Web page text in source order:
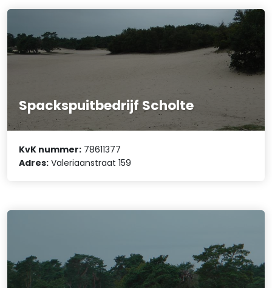
Spackspuitbedrijf Scholte
KvK nummer: 78611377
Adres: Valeriaanstraat 159